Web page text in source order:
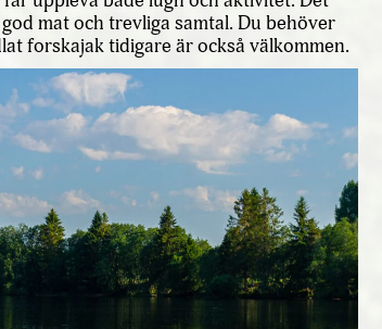
mat och trevliga samtal. Du behöver
forskajak tidigare är också välkommen.